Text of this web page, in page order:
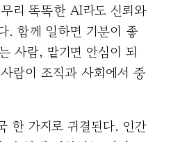
리 똑똑한 AI라도 신뢰와
. 함께 일하면 기분이 좋
사람, 맡기면 안심이 되
람이 조직과 사회에서 중
한 가지로 귀결된다. 인간